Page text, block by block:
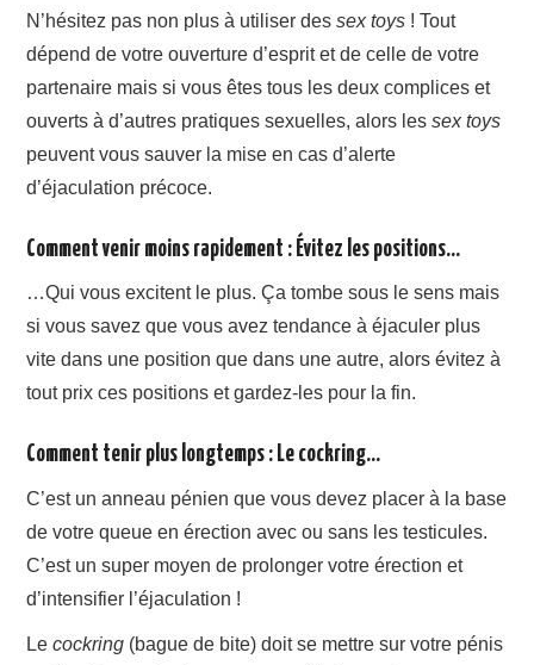
N’hésitez pas non plus à utiliser dessex toys ! Tout
dépend de votre ouverture d’esprit et de celle de votre
partenaire mais si vous êtes tous les deux complices et
ouverts à d’autres pratiques sexuelles, alors lessex toys
peuvent vous sauver la mise en cas d’alerte
d’éjaculation précoce.
Comment venir moins rapidement : Évitez les positions…
…Qui vous excitent le plus. Ça tombe sous le sens mais
si vous savez que vous avez tendance à éjaculer plus
vite dans une position que dans une autre, alors évitez à
tout prix ces positions et gardez-les pour la fin.
Comment tenir plus longtemps : Le cockring…
C’est un anneau pénien que vous devez placer à la base
de votre queue en érection avec ou sans les testicules.
C’est un super moyen de prolonger votre érection et
d’intensifier l’éjaculation !
Lecockring (bague de bite) doit se mettre sur votre pénis